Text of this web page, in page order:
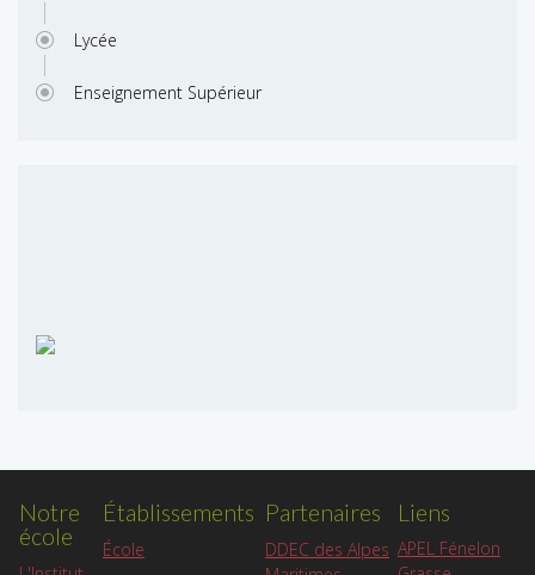
Lycée
Enseignement Supérieur
Notre
école
Établissements
École
Partenaires
DDEC des Alpes
Liens
APEL Fénelon